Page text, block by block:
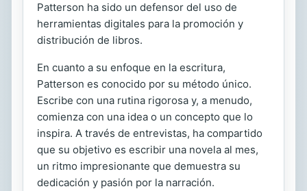
Patterson ha sido un defensor del uso de
herramientas digitales para la promoción y
distribución de libros.
En cuanto a su enfoque en la escritura,
Patterson es conocido por su método único.
Escribe con una rutina rigorosa y, a menudo,
comienza con una idea o un concepto que lo
inspira. A través de entrevistas, ha compartido
que su objetivo es escribir una novela al mes,
un ritmo impresionante que demuestra su
dedicación y pasión por la narración.